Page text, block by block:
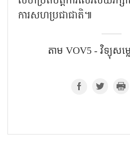
ការសហប្រជាជាតិ៕
តាម​ VOV5 - វិទ្យុស